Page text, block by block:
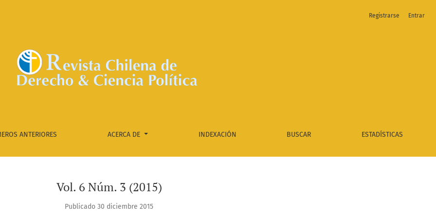
ANTERIORES ACERCA DE INDEXACIÓN BUSCAR ESTADÍSTICAS
Registrarse Entrar
Vol. 6 Núm. 3 (2015)
Publicado 30 diciembre 2015